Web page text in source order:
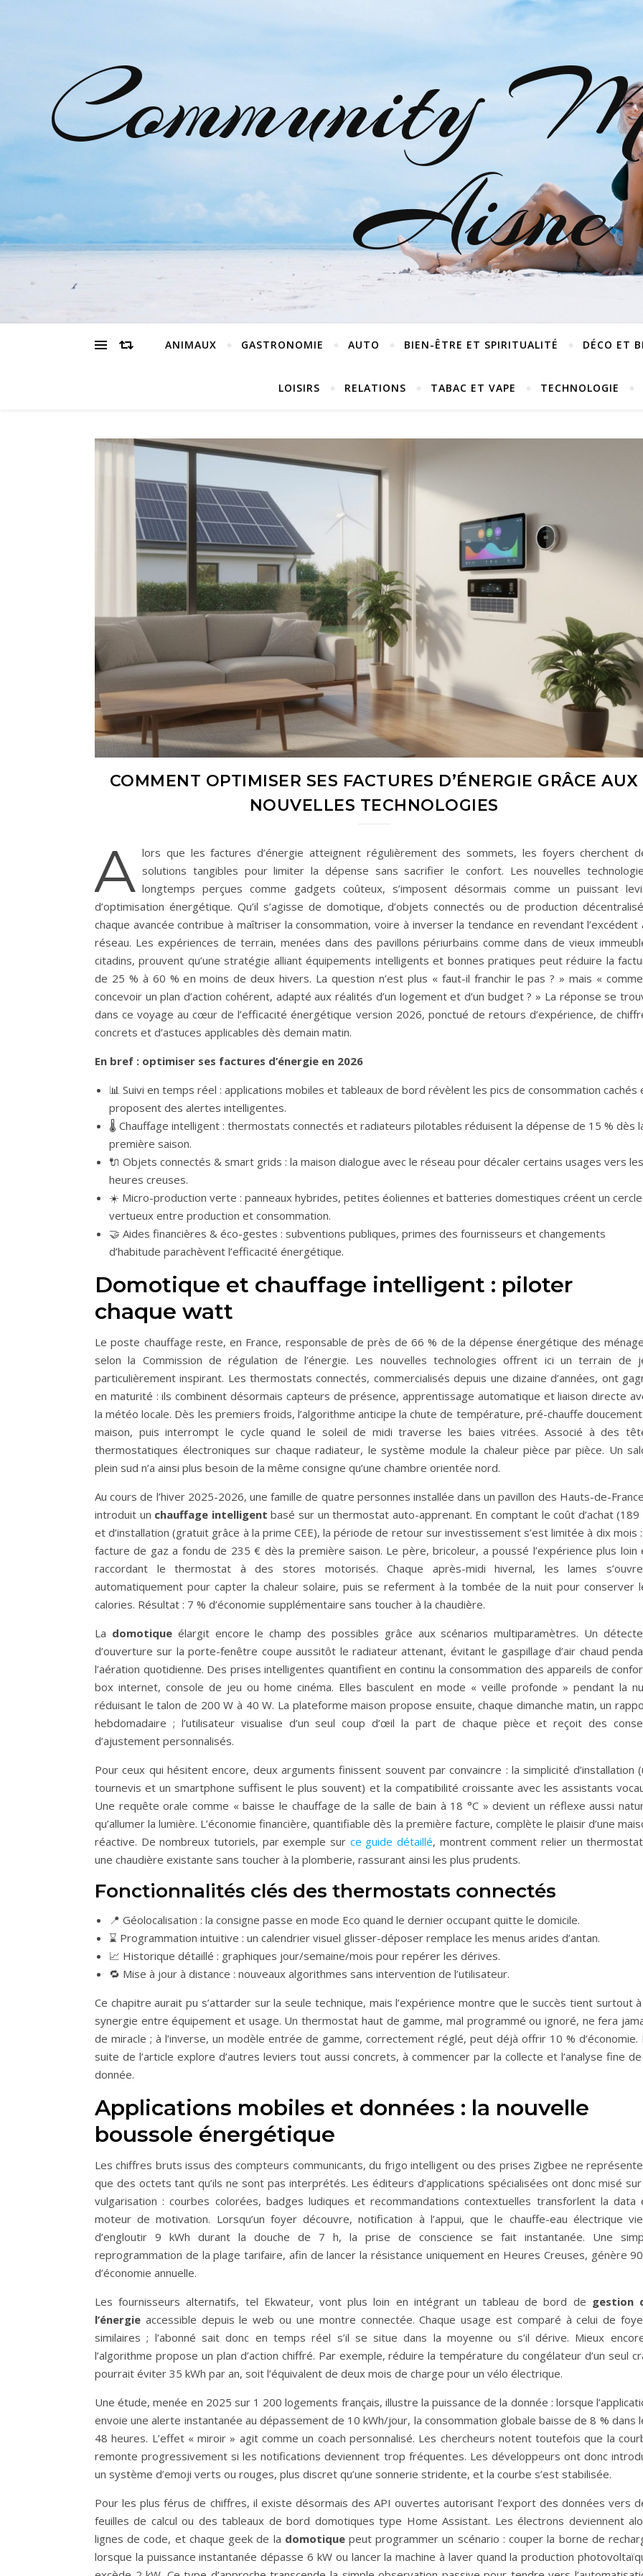
Community
Aisne
ANIMAUX GASTRONOMIE AUTO BIEN-ÊTRE ET SPIRITUALITÉ DÉCO ET
LOISIRS RELATIONS TABAC ET VAPE TECHNOLOGIE
COMMENT OPTIMISER SES FACTURES D’ÉNERGIE GRÂCE AUX
NOUVELLES TECHNOLOGIES
A lors que les factures d’énergie atteignent régulièrement des sommets, les foyers cherchent
solutions tangibles pour limiter la dépense sans sacrifier le confort. Les nouvelles
longtemps perçues comme gadgets coûteux, s’imposent désormais comme un puissant
d’optimisation énergétique. Qu’il s’agisse de domotique, d’objets connectés ou de production
chaque avancée contribue à maîtriser la consommation, voire à inverser la tendance en revendant l’excédent
réseau. Les expériences de terrain, menées dans des pavillons périurbains comme dans de vieux
citadins, prouvent qu’une stratégie alliant équipements intelligents et bonnes pratiques peut réduire la
de 25 % à 60 % en moins de deux hivers. La question n’est plus « faut-il franchir le pas ? » mais «
concevoir un plan d’action cohérent, adapté aux réalités d’un logement et d’un budget ? » La réponse se
dans ce voyage au cœur de l’efficacité énergétique version 2026, ponctué de retours d’expérience, de
concrets et d’astuces applicables dès demain matin.
En bref : optimiser ses factures d’énergie en 2026
📊 Suivi en temps réel : applications mobiles et tableaux de bord révèlent les pics de consommation cachés
proposent des alertes intelligentes.
🌡️ Chauffage intelligent : thermostats connectés et radiateurs pilotables réduisent la dépense de 15 % dès
première saison.
🔌 Objets connectés & smart grids : la maison dialogue avec le réseau pour décaler certains usages vers les
heures creuses.
☀️ Micro-production verte : panneaux hybrides, petites éoliennes et batteries domestiques créent un cercle
vertueux entre production et consommation.
🤝 Aides financières & éco-gestes : subventions publiques, primes des fournisseurs et changements
d’habitude parachèvent l’efficacité énergétique.
Domotique et chauffage intelligent : piloter
chaque watt
Le poste chauffage reste, en France, responsable de près de 66 % de la dépense énergétique des
selon la Commission de régulation de l’énergie. Les nouvelles technologies offrent ici un terrain de
particulièrement inspirant. Les thermostats connectés, commercialisés depuis une dizaine d’années, ont
en maturité : ils combinent désormais capteurs de présence, apprentissage automatique et liaison directe
la météo locale. Dès les premiers froids, l’algorithme anticipe la chute de température, pré-chauffe doucement
maison, puis interrompt le cycle quand le soleil de midi traverse les baies vitrées. Associé à des
thermostatiques électroniques sur chaque radiateur, le système module la chaleur pièce par pièce. Un
plein sud n’a ainsi plus besoin de la même consigne qu’une chambre orientée nord.
Au cours de l’hiver 2025-2026, une famille de quatre personnes installée dans un pavillon des Hauts-de-
introduit un chauffage intelligent basé sur un thermostat auto-apprenant. En comptant le coût d’achat (189
et d’installation (gratuit grâce à la prime CEE), la période de retour sur investissement s’est limitée à dix mois
facture de gaz a fondu de 235 € dès la première saison. Le père, bricoleur, a poussé l’expérience plus loin
raccordant le thermostat à des stores motorisés. Chaque après-midi hivernal, les lames
automatiquement pour capter la chaleur solaire, puis se referment à la tombée de la nuit pour conserver
calories. Résultat : 7 % d’économie supplémentaire sans toucher à la chaudière.
La domotiqueélargit encore le champ des possibles grâce aux scénarios multiparamètres. Un
d’ouverture sur la porte-fenêtre coupe aussitôt le radiateur attenant, évitant le gaspillage d’air chaud
l’aération quotidienne. Des prises intelligentes quantifient en continu la consommation des appareils de
box internet, console de jeu ou home cinéma. Elles basculent en mode « veille profonde » pendant la
réduisant le talon de 200 W à 40 W. La plateforme maison propose ensuite, chaque dimanche matin, un
hebdomadaire ; l’utilisateur visualise d’un seul coup d’œil la part de chaque pièce et reçoit des
d’ajustement personnalisés.
Pour ceux qui hésitent encore, deux arguments finissent souvent par convaincre : la simplicité d’installation
tournevis et un smartphone suffisent le plus souvent) et la compatibilité croissante avec les assistants
Une requête orale comme « baisse le chauffage de la salle de bain à 18 °C » devient un réflexe aussi
qu’allumer la lumière. L’économie financière, quantifiable dès la première facture, complète le plaisir d’une
réactive. De nombreux tutoriels, par exemple sur ce guide détaillé, montrent comment relier un
une chaudière existante sans toucher à la plomberie, rassurant ainsi les plus prudents.
Fonctionnalités clés des thermostats connectés
📍 Géolocalisation : la consigne passe en mode Eco quand le dernier occupant quitte le domicile.
⌛ Programmation intuitive : un calendrier visuel glisser-déposer remplace les menus arides d’antan.
📈 Historique détaillé : graphiques jour/semaine/mois pour repérer les dérives.
🔁 Mise à jour à distance : nouveaux algorithmes sans intervention de l’utilisateur.
Ce chapitre aurait pu s’attarder sur la seule technique, mais l’expérience montre que le succès tient surtout à
synergie entre équipement et usage. Un thermostat haut de gamme, mal programmé ou ignoré, ne fera
de miracle ; à l’inverse, un modèle entrée de gamme, correctement réglé, peut déjà offrir 10 % d’économie.
suite de l’article explore d’autres leviers tout aussi concrets, à commencer par la collecte et l’analyse fine de
donnée.
Applications mobiles et données : la nouvelle
boussole énergétique
Les chiffres bruts issus des compteurs communicants, du frigo intelligent ou des prises Zigbee ne
que des octets tant qu’ils ne sont pas interprétés. Les éditeurs d’applications spécialisées ont donc misé sur
vulgarisation : courbes colorées, badges ludiques et recommandations contextuelles transforlent la data
moteur de motivation. Lorsqu’un foyer découvre, notification à l’appui, que le chauffe-eau électrique
d’engloutir 9 kWh durant la douche de 7 h, la prise de conscience se fait instantanée. Une
reprogrammation de la plage tarifaire, afin de lancer la résistance uniquement en Heures Creuses, génère
d’économie annuelle.
Les fournisseurs alternatifs, tel Ekwateur, vont plus loin en intégrant un tableau de bord de gestion
l’énergie accessible depuis le web ou une montre connectée. Chaque usage est comparé à celui de
similaires ; l’abonné sait donc en temps réel s’il se situe dans la moyenne ou s’il dérive. Mieux
l’algorithme propose un plan d’action chiffré. Par exemple, réduire la température du congélateur d’un seul
pourrait éviter 35 kWh par an, soit l’équivalent de deux mois de charge pour un vélo électrique.
Une étude, menée en 2025 sur 1 200 logements français, illustre la puissance de la donnée : lorsque
envoie une alerte instantanée au dépassement de 10 kWh/jour, la consommation globale baisse de 8 % dans
48 heures. L’effet « miroir » agit comme un coach personnalisé. Les chercheurs notent toutefois que la
remonte progressivement si les notifications deviennent trop fréquentes. Les développeurs ont donc
un système d’emoji verts ou rouges, plus discret qu’une sonnerie stridente, et la courbe s’est stabilisée.
Pour les plus férus de chiffres, il existe désormais des API ouvertes autorisant l’export des données vers
feuilles de calcul ou des tableaux de bord domotiques type Home Assistant. Les électrons deviennent
lignes de code, et chaque geek de la domotiquepeut programmer un scénario : couper la borne de
lorsque la puissance instantanée dépasse 6 kW ou lancer la machine à laver quand la production